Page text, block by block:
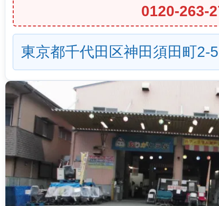
0120-263-
東京都千代田区神田須田町2-